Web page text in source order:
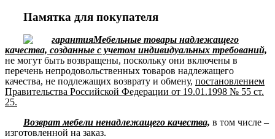
Памятка для покупателя
Мебельные товары надлежащего
качества, созданные с учетом индивидуальных требований,
не могут быть возвращены, поскольку они включены в
перечень непродовольственных товаров надлежащего
качества, не подлежащих возврату и обмену, постановлением
Правительства Российской Федерации от 19.01.1998 № 55 ст.
25.
Возврат мебели ненадлежащего качества, в том числе –
изготовленной на заказ.